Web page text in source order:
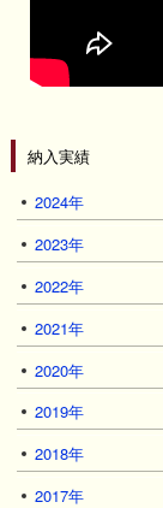
納入実績
2024年
2023年
2022年
2021年
2020年
2019年
2018年
2017年